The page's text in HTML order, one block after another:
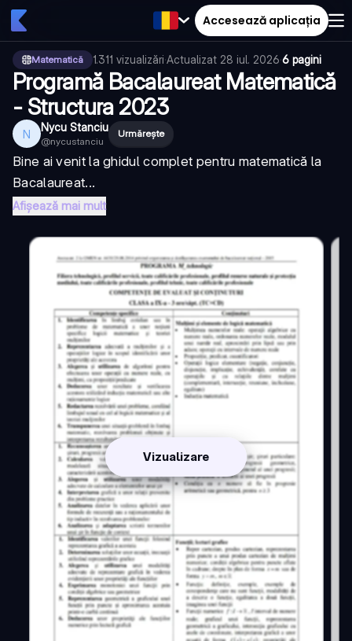
Accesează aplicația
Matematică 1.311 vizualizări·Actualizat 28 iul. 2026·6 pagini
Programă Bacalaureat Matematică
- Structura 2023
N Nycu Stanciu
@nycustanciu
Urmărește
Bine ai venit la ghidul complet pentru matematică la
Bacalaureat...
Afișează mai mult
Vizualizare